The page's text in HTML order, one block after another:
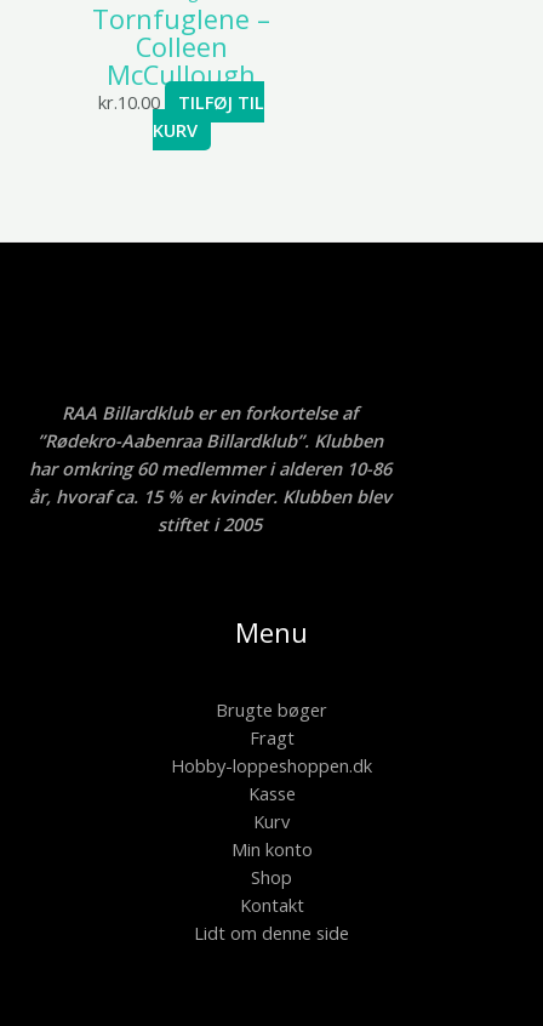
Tornfuglene –
Colleen
McCullough
kr.10.00
TILFØJ TIL
KURV
RAA Billardklub er en forkortelse af
”Rødekro-Aabenraa Billardklub”. Klubben
har omkring 60 medlemmer i alderen 10-86
år, hvoraf ca. 15 % er kvinder. Klubben blev
stiftet i 2005
Menu
Brugte bøger
Fragt
Hobby-loppeshoppen.dk
Kasse
Kurv
Min konto
Shop
Kontakt
Lidt om denne side